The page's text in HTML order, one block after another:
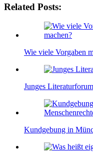
Related Posts:
Wie viele Vorgaben
Junges
Kundgebung in